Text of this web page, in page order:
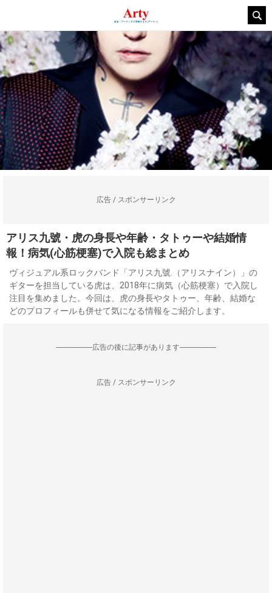
広告 / スポンサーリンク
アリス九號・虎の身長や年齢・タトゥーや結婚情
報！病気(心筋梗塞)で入院も総まとめ
ヴィジュアル系ロックバンド「アリス九號.（アリスナイン）」の
ギターを担当している虎は、2018年に病気（心筋梗塞）で入院し
注目を集めました。今回は、虎の身長やタトゥー、年齢、結婚な
どのプロフィールも併せて気になる情報をご紹介します。
--------------------広告の後に記事があります--------------------
広告 / スポンサーリンク